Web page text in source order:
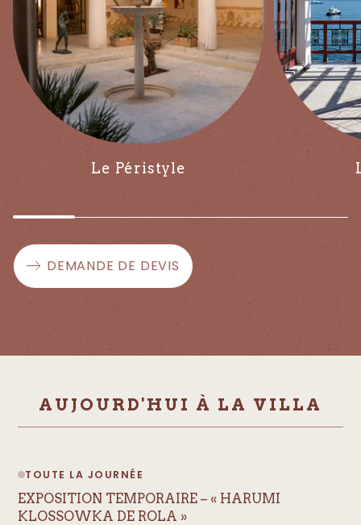
Le Péristyle
DEMANDE DE DEVIS
AUJOURD'HUI À LA VILLA
TOUTE LA JOURNÉE
EXPOSITION TEMPORAIRE – « HARUMI
KLOSSOWKA DE ROLA »